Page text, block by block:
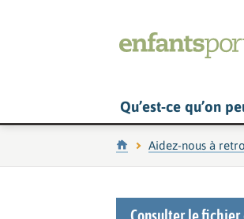
Qu’est-ce qu’on
AccueilAidez-nous à